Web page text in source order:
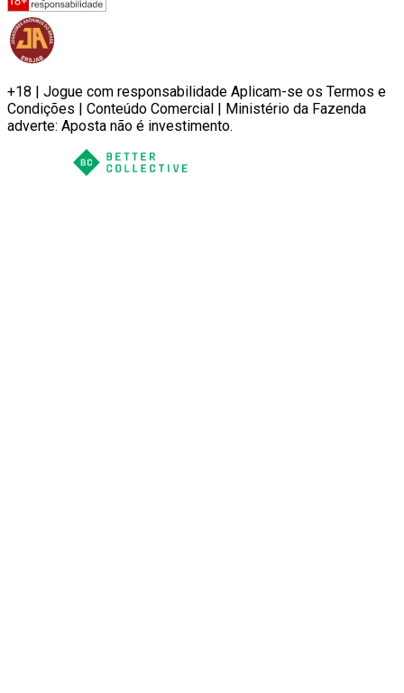
+18 | Jogue com responsabilidade Aplicam-se os Termos e
Condições | Conteúdo Comercial | Ministério da Fazenda
adverte: Aposta não é investimento.